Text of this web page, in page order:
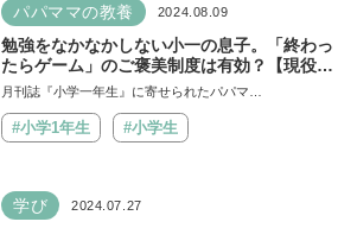
パパママの教養 2024.08.09
勉強をなかなかしない小一の息子。「終わっ
たらゲーム」のご褒美制度は有効？【現役教
諭がアドバイス】
月刊誌『小学一年生』に寄せられたパパマ…
#小学1年生 #小学生
学び 2024.07.27